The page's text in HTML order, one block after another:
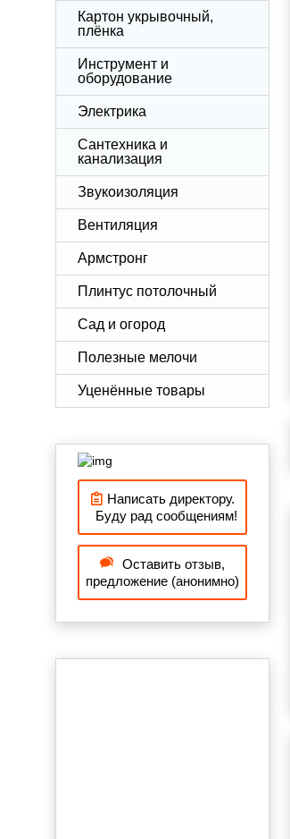
Картон укрывочный,
плёнка
Инструмент и
оборудование
Электрика
Сантехника и
канализация
Звукоизоляция
Вентиляция
Армстронг
Плинтус потолочный
Сад и огород
Полезные мелочи
Уценённые товары
Написать директору.
Буду рад сообщениям!
Оставить отзыв,
предложение (анонимно)